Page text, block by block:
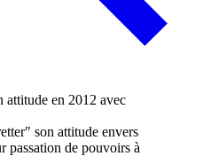
son attitude envers
passation de pouvoirs à